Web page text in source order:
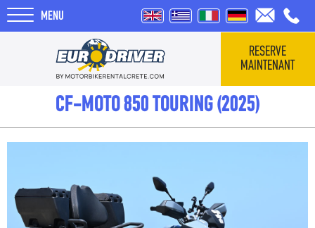
MENU
RESERVE
MAINTENANT
VÉHICULES
COMMENTAIRES
CF-MOTO 850 TOURING (2025)